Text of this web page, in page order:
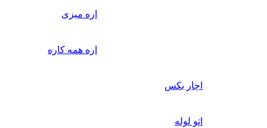
اره میزی
اره همه کاره
اچار بکس
اتو لوله